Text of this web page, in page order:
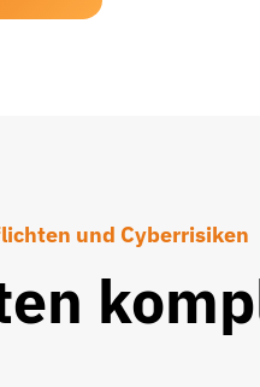
und Cyberrisiken